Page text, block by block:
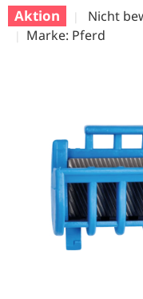
Aktion
Die
5
Sternen.
Nicht
Marke: Pferd